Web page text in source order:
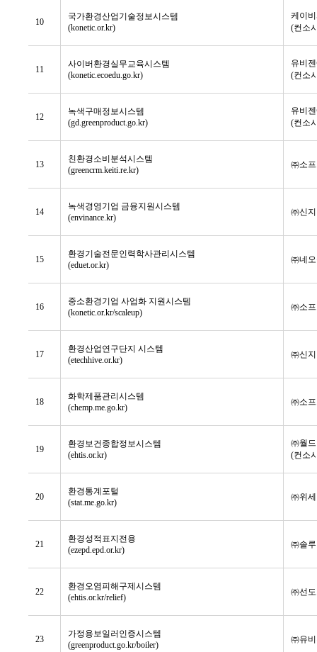
10
국가환경산업기술정보시스템
(konetic.or.kr)
케이
(컨소
11
사이버환경실무교육시스템
(konetic.ecoedu.go.kr)
유비
(컨소
12
녹색구매정보시스템
(gd.greenproduct.go.kr)
유비
(컨소
13
친환경소비분석시스템
(greencrm.keiti.re.kr)
㈜소
14
녹색경영기업 금융지원시스템
(envinance.kr)
㈜신
15
환경기술전문인력학사관리시스템
(eduet.or.kr)
㈜네
16
중소환경기업 사업화 지원시스템
(konetic.or.kr/scaleup)
㈜소
17
환경산업연구단지 시스템
(etechhive.or.kr)
㈜신
18
화학제품관리시스템
(chemp.me.go.kr)
㈜소
19
환경보건종합정보시스템
(ehtis.or.kr)
㈜월
(컨소
20
환경통계포털
(stat.me.go.kr)
㈜위
21
환경성적표지전용
(ezepd.epd.or.kr)
㈜솔
22
환경오염피해구제시스템
(ehtis.or.kr/relief)
㈜선
23
가정용보일러인증시스템
(greenproduct.go.kr/boiler)
㈜유